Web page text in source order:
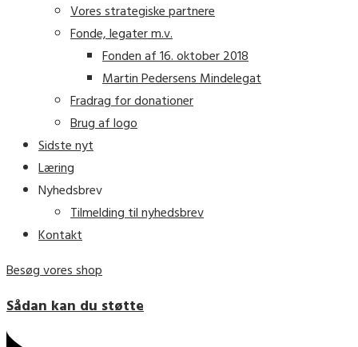
Vores strategiske partnere
Fonde, legater m.v.
Fonden af 16. oktober 2018
Martin Pedersens Mindelegat
Fradrag for donationer
Brug af logo
Sidste nyt
Læring
Nyhedsbrev
Tilmelding til nyhedsbrev
Kontakt
Besøg vores shop
Sådan kan du støtte